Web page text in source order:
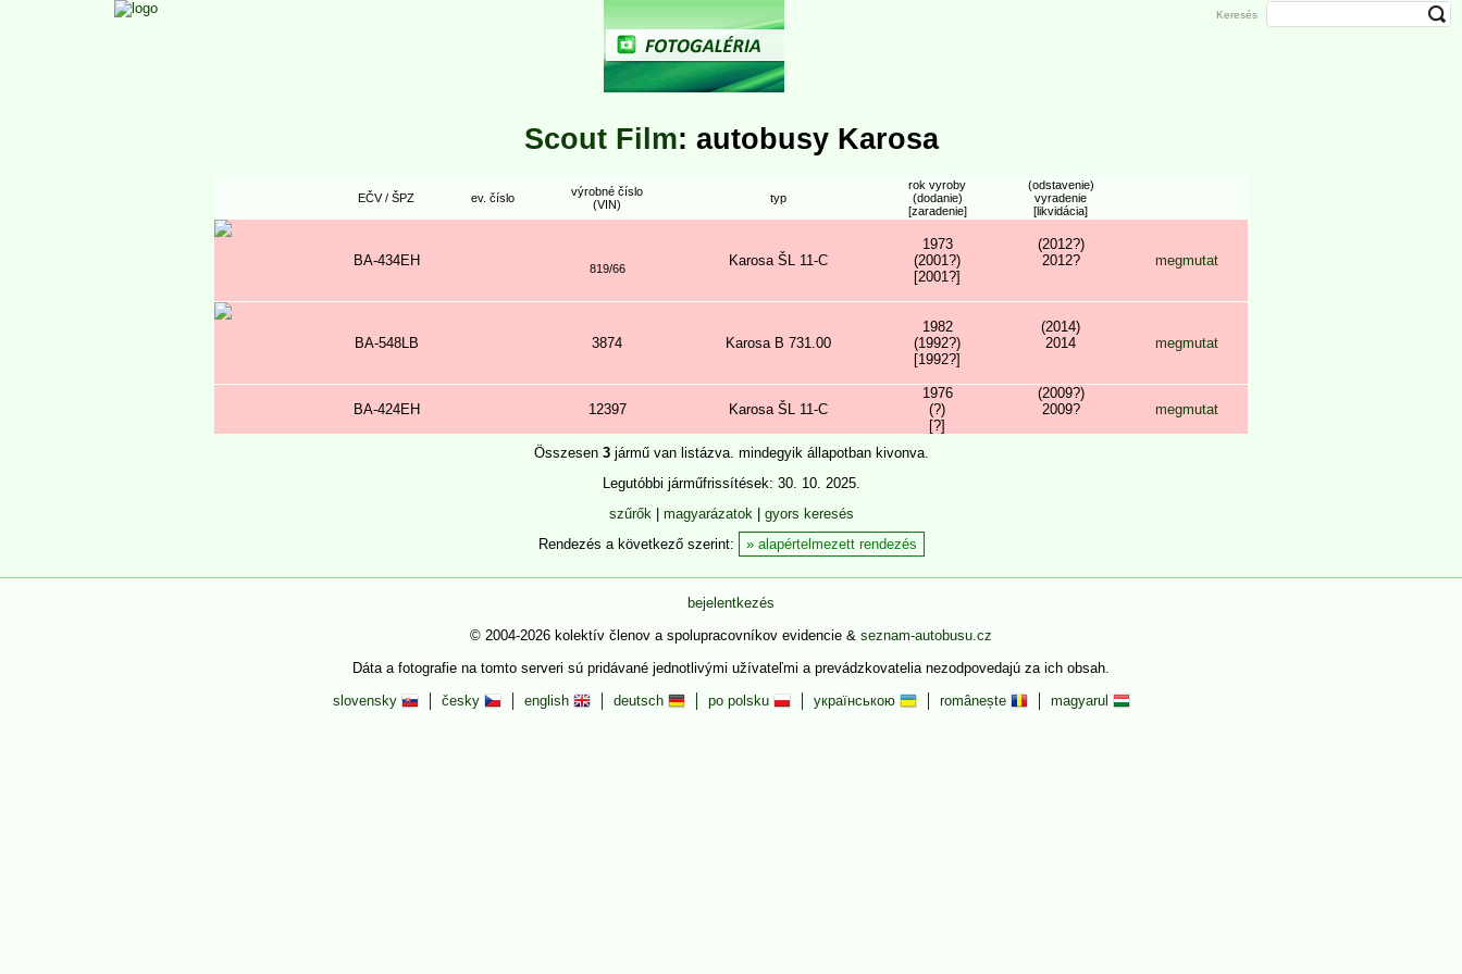
Scout Film: autobusy Karosa
EČV / ŠPZ ev. číslo
výrobné číslo
(VIN)
typ
rok vyroby
(dodanie)
[zaradenie]
(odstavenie)
vyradenie
[likvidácia]
BA-434EH 819/66 Karosa ŠL 11-C
1973
(2001?)
[2001?]
(2012?)
2012?
megmutat
BA-548LB 3874 Karosa B 731.00
1982
(1992?)
[1992?]
(2014)
2014
megmutat
BA-424EH 12397 Karosa ŠL 11-C
1976
(?)
[?]
(2009?)
2009?
megmutat
Összesen 3jármű van listázva. mindegyik állapotban kivonva.
Legutóbbi járműfrissítések: 30. 10. 2025.
szűrők| magyarázatok| gyors keresés
Rendezés a következő szerint:
alapértelmezett rendezés
Keresés
bejelentkezés
© 2004-2026 kolektív členov a spolupracovníkov evidencie & seznam-autobusu.cz
Dáta a fotografie na tomto serveri sú pridávané jednotlivými užívateľmi a prevádzkovatelia nezodpovedajú za ich obsah.
slovensky
česky english deutsch po polsku українською românește magyarul